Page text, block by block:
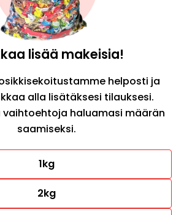
lisää makeisia!
helposti ja
alla lisätäksesi tilauksesi.
vaihtoehtoja haluamasi määrän
saamiseksi.
1kg
2kg